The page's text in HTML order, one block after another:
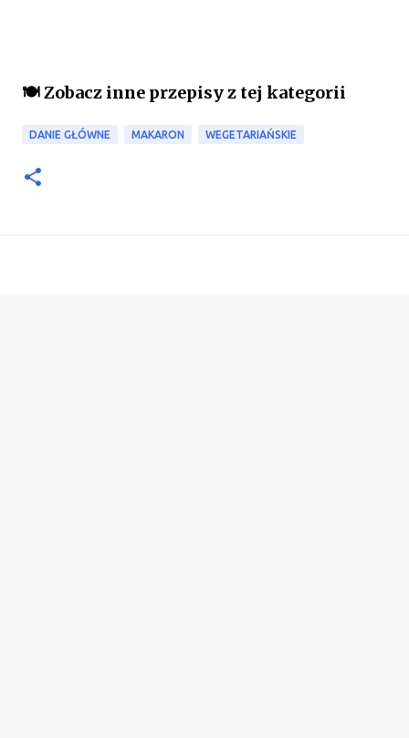
🍽️ Zobacz inne przepisy z tej kategorii
DANIE GŁÓWNE MAKARON WEGETARIAŃSKIE